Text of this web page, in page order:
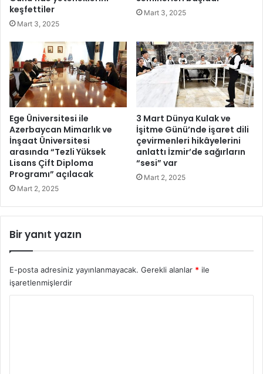
e
k
o
n
d
u
a
v
e
r
i
c
a
r
k
e
o
l
o
j
k
e
ş
f
keşfettiler
Mart 3, 2025
Mart 3, 2025
Ege Üniversitesi ile
Azerbaycan Mimarlık ve
İnşaat Üniversitesi
arasında “Tezli Yüksek
Lisans Çift Diploma
Programı” açılacak
Mart 2, 2025
3 Mart Dünya Kulak ve
İşitme Günü’nde işaret dili
çevirmenleri hikâyelerini
anlattı İzmir’de sağırların
“sesi” var
Mart 2, 2025
Bir yanıt yazın
E-posta adresiniz yayınlanmayacak. Gerekli alanlar * ile
işaretlenmişlerdir